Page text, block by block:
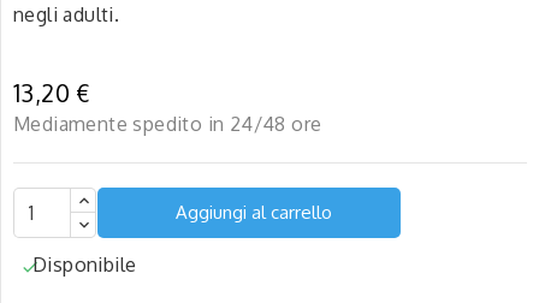
negli adulti.
13,20 €
Mediamente spedito in 24/48 ore
Aggiungi al carrello
Disponibile